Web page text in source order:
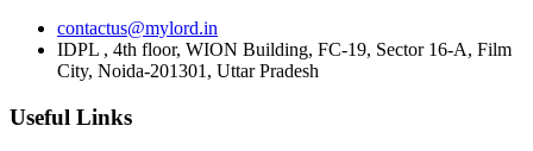
Pahalgam Attack lawyers Protest Punjab and Haryana HC
Trending in Hindi
contactus@mylord.in
IDPL , 4th floor, WION Building, FC-19, Sector 16-A, Film
City, Noida-201301, Uttar Pradesh
Useful Links